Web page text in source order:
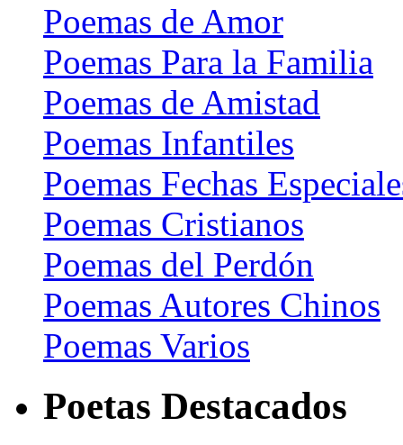
Poemas de Amor
Poemas Para la Familia
Poemas de Amistad
Poemas Infantiles
Poemas Fechas
Poemas Cristianos
Poemas del Perdón
Poemas Autores Chinos
Poemas Varios
Poetas Destacados